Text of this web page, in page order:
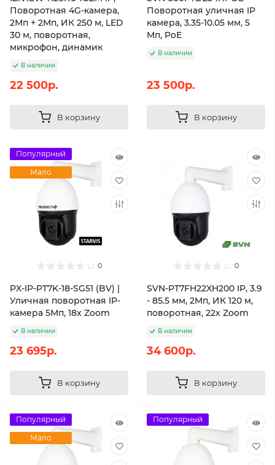
Поворотная 4G-камера,
2Мп + 2Мп, ИК 250 м, LED
30 м, поворотная,
микрофон, динамик
В наличии
22 500р.
В корзину
Поворотная уличная IP
камера, 3.35-10.05 мм, 5
Мп, PoE
В наличии
23 500р.
В корзину
Популярный
Мало
0
PX-IP-PT7K-18-SG51 (BV) |
Уличная поворотная IP-
камера 5Мп, 18x Zoom
В наличии
23 695р.
В корзину
0
SVN-PT7FH22XH200 IP, 3.9
- 85.5 мм, 2Мп, ИК 120 м,
поворотная, 22х Zoom
В наличии
34 600р.
В корзину
Популярный
Мало
Популярный